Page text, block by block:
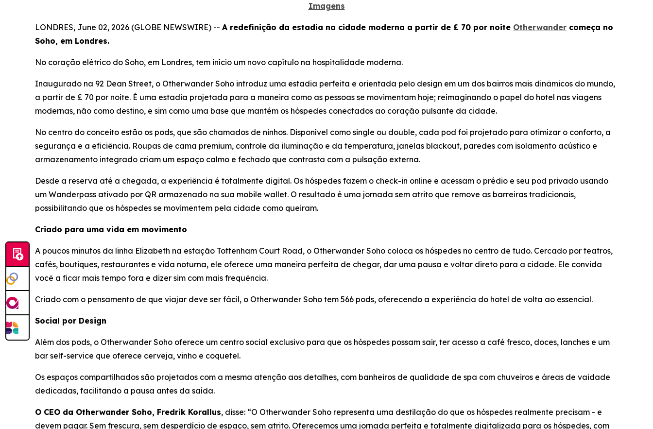
Imagens
LONDRES, June 02, 2026 (GLOBE NEWSWIRE) -- A redefinição da estadia na cidade moderna a partir de £ 70 por noite Otherwander começa no
Soho, em Londres.
No coração elétrico do Soho, em Londres, tem início um novo capítulo na hospitalidade moderna.
Inaugurado na 92 Dean Street, o Otherwander Soho introduz uma estadia perfeita e orientada pelo design em um dos bairros mais dinâmicos do mundo,
a partir de £ 70 por noite. É uma estadia projetada para a maneira como as pessoas se movimentam hoje; reimaginando o papel do hotel nas viagens
modernas, não como destino, e sim como uma base que mantém os hóspedes conectados ao coração pulsante da cidade.
No centro do conceito estão os pods, que são chamados de ninhos. Disponível como single ou double, cada pod foi projetado para otimizar o conforto, a
segurança e a eficiência. Roupas de cama premium, controle da iluminação e da temperatura, janelas blackout, paredes com isolamento acústico e
armazenamento integrado criam um espaço calmo e fechado que contrasta com a pulsação externa.
Desde a reserva até a chegada, a experiência é totalmente digital. Os hóspedes fazem o check-in online e acessam o prédio e seu pod privado usando
um Wanderpass ativado por QR armazenado na sua mobile wallet. O resultado é uma jornada sem atrito que remove as barreiras tradicionais,
possibilitando que os hóspedes se movimentem pela cidade como queiram.
Criado para uma vida em movimento
A poucos minutos da linha Elizabeth na estação Tottenham Court Road, o Otherwander Soho coloca os hóspedes no centro de tudo. Cercado por teatros,
cafés, boutiques, restaurantes e vida noturna, ele oferece uma maneira perfeita de chegar, dar uma pausa e voltar direto para a cidade. Ele convida
você a ficar mais tempo fora e dizer sim com mais frequência.
Criado com o pensamento de que viajar deve ser fácil, o Otherwander Soho tem 566 pods, oferecendo a experiência do hotel de volta ao essencial.
Social por Design
Além dos pods, o Otherwander Soho oferece um centro social exclusivo para que os hóspedes possam sair, ter acesso a café fresco, doces, lanches e um
bar self-service que oferece cerveja, vinho e coquetel.
Os espaços compartilhados são projetados com a mesma atenção aos detalhes, com banheiros de qualidade de spa com chuveiros e áreas de vaidade
dedicadas, facilitando a pausa antes da saída.
O CEO da Otherwander Soho, Fredrik Korallus, disse: “O Otherwander Soho representa uma destilação do que os hóspedes realmente precisam - e
devem pagar. Sem frescura, sem desperdício de espaço, sem atrito. Oferecemos uma jornada perfeita e totalmente digitalizada para os hóspedes, com